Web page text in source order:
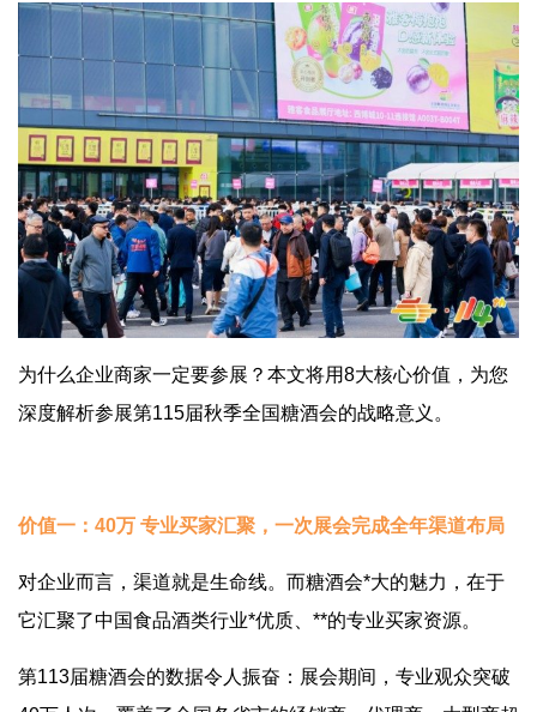
为什么企业商家一定要参展？本文将用8大核心价值，为您
深度解析参展第115届秋季全国糖酒会的战略意义。
价值一：40万 专业买家汇聚，一次展会完成全年渠道布局
对企业而言，渠道就是生命线。而糖酒会*大的魅力，在于
它汇聚了中国食品酒类行业*优质、**的专业买家资源。
第113届糖酒会的数据令人振奋：展会期间，专业观众突破